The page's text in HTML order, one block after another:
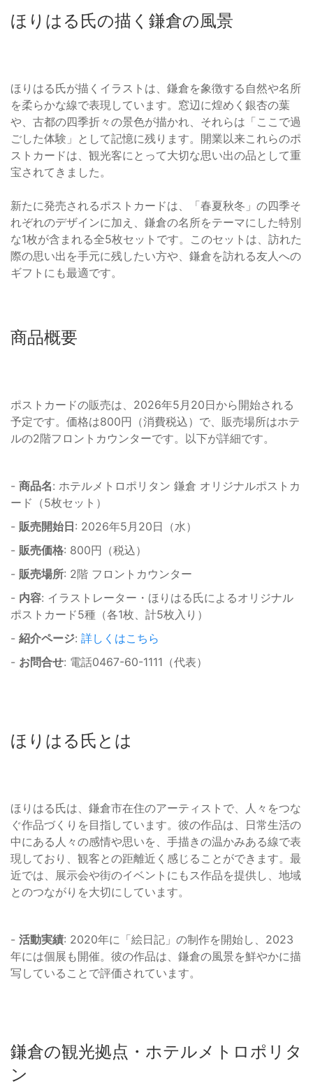
ほりはる氏の描く鎌倉の風景
ほりはる氏が描くイラストは、鎌倉を象徴する自然や名所
を柔らかな線で表現しています。窓辺に煌めく銀杏の葉
や、古都の四季折々の景色が描かれ、それらは「ここで過
ごした体験」として記憶に残ります。開業以来これらのポ
ストカードは、観光客にとって大切な思い出の品として重
宝されてきました。
新たに発売されるポストカードは、「春夏秋冬」の四季そ
れぞれのデザインに加え、鎌倉の名所をテーマにした特別
な1枚が含まれる全5枚セットです。このセットは、訪れた
際の思い出を手元に残したい方や、鎌倉を訪れる友人への
ギフトにも最適です。
商品概要
ポストカードの販売は、2026年5月20日から開始される
予定です。価格は800円（消費税込）で、販売場所はホテ
ルの2階フロントカウンターです。以下が詳細です。
- 商品名: ホテルメトロポリタン 鎌倉 オリジナルポストカ
ード（5枚セット）
- 販売開始日: 2026年5月20日（水）
- 販売価格: 800円（税込）
- 販売場所: 2階 フロントカウンター
- 内容: イラストレーター・ほりはる氏によるオリジナル
ポストカード5種（各1枚、計5枚入り）
- 紹介ページ: 詳しくはこちら
- お問合せ: 電話0467-60-1111（代表）
ほりはる氏とは
ほりはる氏は、鎌倉市在住のアーティストで、人々をつな
ぐ作品づくりを目指しています。彼の作品は、日常生活の
中にある人々の感情や思いを、手描きの温かみある線で表
現しており、観客との距離近く感じることができます。最
近では、展示会や街のイベントにもス作品を提供し、地域
とのつながりを大切にしています。
- 活動実績: 2020年に「絵日記」の制作を開始し、2023
年には個展も開催。彼の作品は、鎌倉の風景を鮮やかに描
写していることで評価されています。
鎌倉の観光拠点・ホテルメトロポリタ
ン